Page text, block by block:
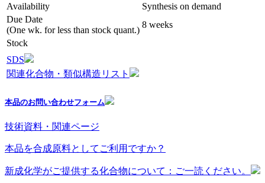
Availability
Synthesis on demand
Due Date
(One wk. for less than stock quant.)
8 weeks
Stock
SDS
関連化合物・類似構造リスト
本品のお問い合わせフォーム
技術資料・関連ページ
本品を合成原料としてご利用ですか？
新成化学がご提供する化合物について：ご一読ください。